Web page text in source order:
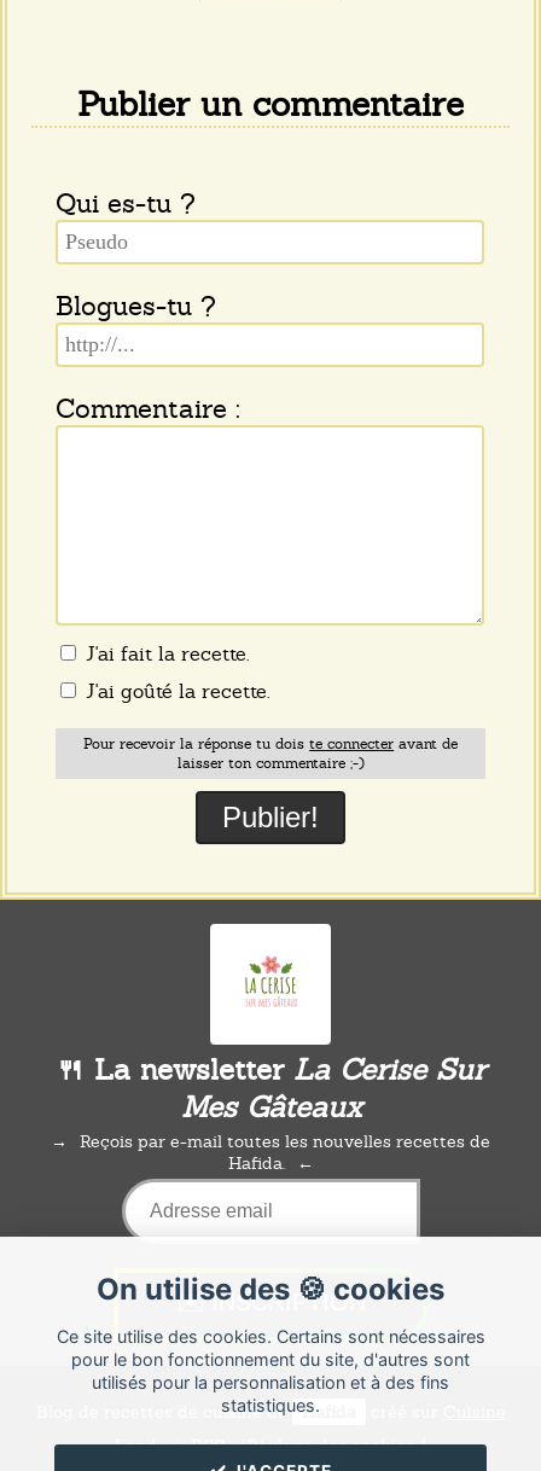
Publier un commentaire
Qui es-tu ?
Blogues-tu ?
Commentaire :
J'ai fait la recette.
J'ai goûté la recette.
Pour recevoir la réponse tu doiste connecter avant de
laisser ton commentaire ;-)
On utilise des 🍪 cookies
Ce site utilise des cookies. Certains sont nécessaires
pour le bon fonctionnement du site, d'autres sont
utilisés pour la personnalisation et à des fins
statistiques.
🍴 La newsletter La Cerise Sur
Mes Gâteaux
Reçois par e-mail toutes les nouvelles recettes de
Hafida.
Blog de recettes de cuisine de Hafida
Land ⁄ RSS ⁄Réglage des cookies/